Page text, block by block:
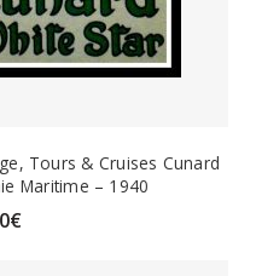
Tours & Cruises Cunard
Maritime – 1940
€